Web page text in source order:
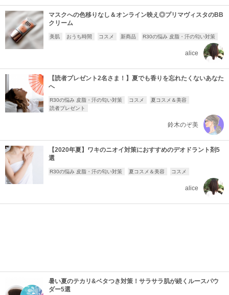
マスクへの色移りなし＆オンライン映え◎プリマヴィスタのBB
クリーム
美肌 おうち時間 コスメ 新商品 R30の悩み 皮脂・汗の匂い対策
alice
【読者プレゼント2名さま！】夏でも香りを忘れたくないあなた
へ
R30の悩み 皮脂・汗の匂い対策 コスメ
夏コスメ＆美容
読者プレゼント
鈴木のぞ美
【2020年夏】ワキのニオイ対策におすすめのデオドラント剤5
選
R30の悩み 皮脂・汗の匂い対策 夏コスメ＆美容 コスメ
alice
暑い夏のテカリ&ベタつき対策！サラサラ肌が続くルースパウ
ダー5選